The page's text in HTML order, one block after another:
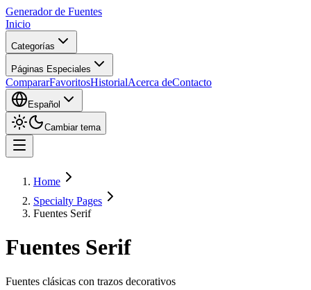
Generador de Fuentes
Inicio
Categorías
Páginas Especiales
CompararFavoritosHistorialAcerca deContacto
Español
Cambiar tema
Home
Specialty Pages
Fuentes Serif
Fuentes Serif
Fuentes clásicas con trazos decorativos